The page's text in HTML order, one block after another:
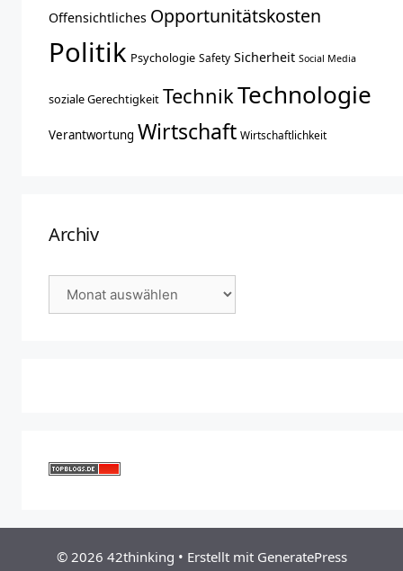
Offensichtliches Opportunitätskosten
Politik Psychologie Safety Sicherheit Social Media
soziale Gerechtigkeit TechnikTechnologie
Verantwortung Wirtschaft Wirtschaftlichkeit
Archiv
Archiv
© 2026 42thinking • Erstellt mit GeneratePress